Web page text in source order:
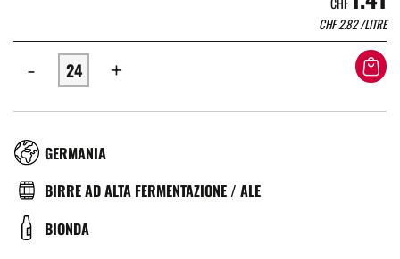
CHF2.82/LITRE
- +
RÉGION
GERMANIA
TYPE
BIÈRE
BIRRE AD ALTA FERMENTAZIONE / ALE
COULEUR
BIONDA